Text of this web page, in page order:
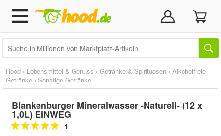
Hood › Lebensmittel & Genuss › Getränke & Spirituosen › Alkoholfreie
Getränke › Sonstige Getränke
Blankenburger Mineralwasser -Naturell- (12 x
1,0L) EINWEG
1